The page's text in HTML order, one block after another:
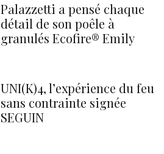
Palazzetti a pensé chaque
détail de son poêle à
granulés Ecofire® Emily
UNI(K)4, l’expérience du feu
sans contrainte signée
SEGUIN